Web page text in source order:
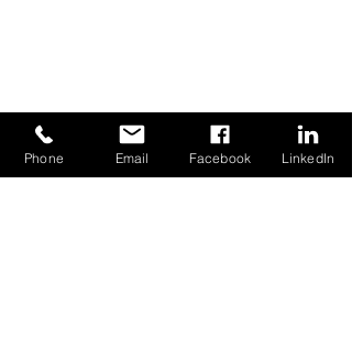
CONTATTAMI
Phone Email Facebook LinkedIn